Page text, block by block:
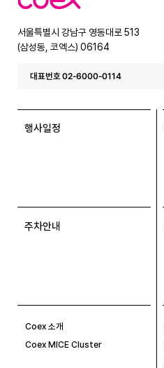
엑
서울특별시 강남구 영동대로 513
(삼성동, 코엑스) 06164
대표번호 02-6000-0114
행사일정
주차안내
Coex 소개
Coex MICE Cluster